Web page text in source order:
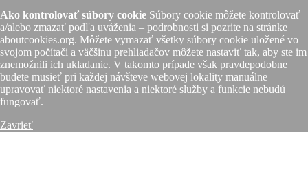
Ako kontrolovať súbory cookie Súbory cookie môžete kontrolovať
a/alebo zmazať podľa uváženia – podrobnosti si pozrite na stránke
aboutcookies.org. Môžete vymazať všetky súbory cookie uložené vo
svojom počítači a väčšinu prehliadačov môžete nastaviť tak, aby ste im
znemožnili ich ukladanie. V takomto prípade však pravdepodobne
budete musieť pri každej návšteve webovej lokality manuálne
upravovať niektoré nastavenia a niektoré služby a funkcie nebudú
fungovať.
Zavrieť